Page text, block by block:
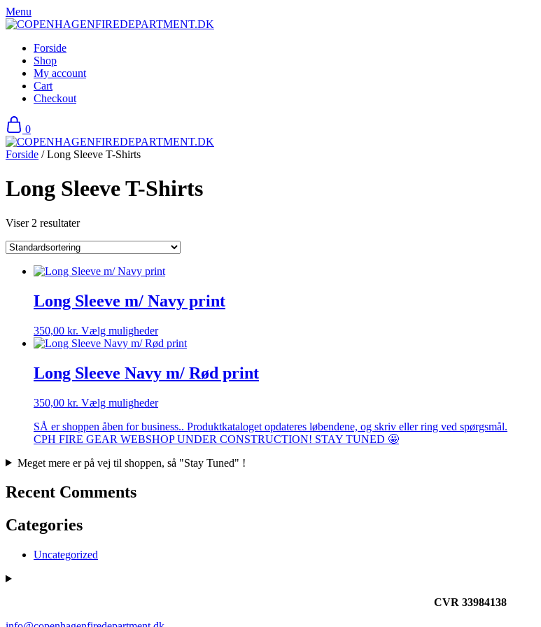
Skip
to
Menu
Forside
Shop
My account
Cart
Checkout
0
Forside / Long Sleeve T-Shirts
Long Sleeve T-Shirts
Viser 2 resultater
Long Sleeve m/ Navy print
350,00 kr. Vælg mulighederDette
vare
varianter.
kan
på
varesiden
Long Sleeve Navy m/ Rød print
350,00 kr. Vælg mulighederDette
har
flere
Mulighederne
SÅ er shoppen åben for business.. Produktkataloget opdateres løbendene, og skriv eller ring ved spørgsmål.
CPH FIRE GEAR WEBSHOP UNDER CONSTRUCTION! STAY TUNED 🤩
Meget mere er på vej til shoppen, så "Stay Tuned" !
Recent Comments
Categories
Uncategorized
CVR 33984138